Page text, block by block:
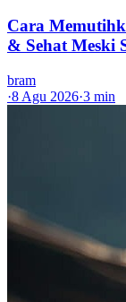
Cara
& Sehat Meski
bram
·8 Agu 2026·3 min